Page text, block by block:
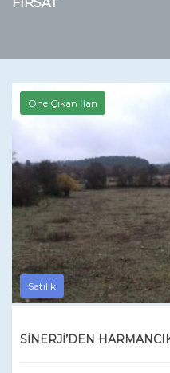
Öne Çıkan İlan
Satılık